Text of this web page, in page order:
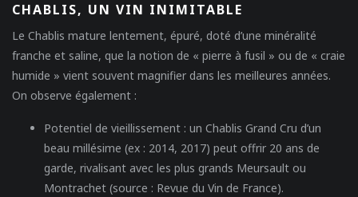
CHABLIS, UN VIN INIMITABLE
Le Chablis mature lentement, épuré, doté d’une minéralité
franche et saline, que la notion de « pierre à fusil » ou de « craie
humide » vient souvent magnifier dans les meilleures années.
On observe également :
Potentiel de vieillissement : un Chablis Grand Cru d’un
beau millésime (ex : 2014, 2017) peut offrir 20 ans de
garde, rivalisant avec les plus grands Meursault ou
Montrachet (source : Revue du Vin de France).